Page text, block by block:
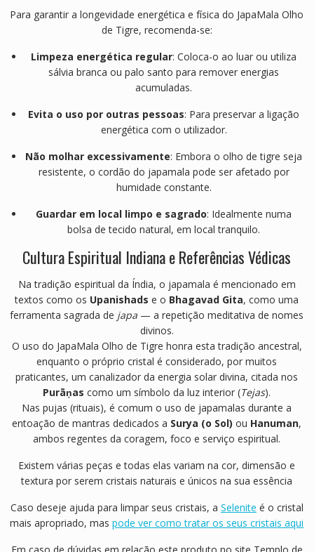
Para garantir a longevidade energética e física do JapaMala Olho
de Tigre, recomenda-se:
Limpeza energética regular: Coloca-o ao luar ou utiliza
sálvia branca ou palo santo para remover energias
acumuladas.
Evita o uso por outras pessoas: Para preservar a ligação
energética com o utilizador.
Não molhar excessivamente: Embora o olho de tigre seja
resistente, o cordão do japamala pode ser afetado por
humidade constante.
Guardar em local limpo e sagrado: Idealmente numa
bolsa de tecido natural, em local tranquilo.
Cultura Espiritual Indiana e Referências Védicas
Na tradição espiritual da Índia, o japamala é mencionado em
textos como os Upanishads e o Bhagavad Gita, como uma
ferramenta sagrada de japa — a repetição meditativa de nomes
divinos.
O uso do JapaMala Olho de Tigre honra esta tradição ancestral,
enquanto o próprio cristal é considerado, por muitos
praticantes, um canalizador da energia solar divina, citada nos
Purāṇas como um símbolo da luz interior (Tejas).
Nas pujas (rituais), é comum o uso de japamalas durante a
entoação de mantras dedicados a Surya (o Sol) ou Hanuman,
ambos regentes da coragem, foco e serviço espiritual.
Existem várias peças e todas elas variam na cor, dimensão e
textura por serem cristais naturais e únicos na sua essência
Caso deseje ajuda para limpar seus cristais, a Selenite é o cristal
mais apropriado, maspode ver como tratar os seus cristais aqui